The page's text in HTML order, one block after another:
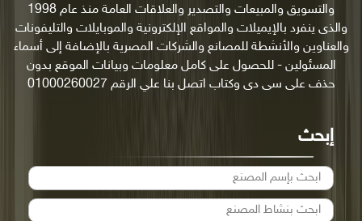
والتسويق والمبيعات والتصدير والعلاقات العامة منذ عام 1998
والذى ينفرد بالإيميلات والمواقع الإلكترونية والموبايلات والتليفونات
والعناوين والأنشطة للمصانع والشركات المصرية بالإضافة إلى أسماء
المسئولين - للحصول على كامل معلومات وبيانات الموقع بدون
حذف على سى دى وكتاب اتصل بنا علي الرقم 01000260027
إبحث